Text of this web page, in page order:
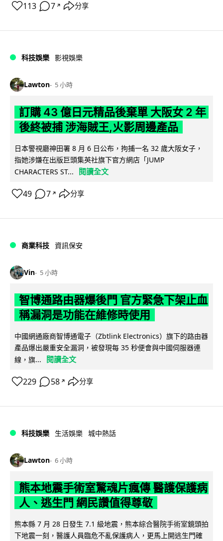
113 7 ↗ 分享
科技娛樂 影視娛樂
Lawton 5 小時
訂購 43 億日元精品後棄單 大阪女 2 年
後終被捕 涉海賊王,火影周邊產品
日本警視廳神田署 8 月 6 日公布，拘捕一名 32 歲大阪女子，
指她涉嫌在出版巨頭集英社旗下官方網店「JUMP
CHARACTERS ST...
閱讀全文
49 7 ↗ 分享
商業科技 資訊保安
Vin 5 小時
智博通路由器爆後門 官方緊急下架止血
稱漏洞是功能在維修時使用
中國網通廠商智博通電子（Zbtlink Electronics）旗下的路由器
產品爆出嚴重安全漏洞，被發現每 35 秒便會與中國伺服器連
線，旗...
閱讀全文
229 58 ↗ 分享
科技娛樂 生活娛樂 城中熱話
Lawton 6 小時
熊本地震手術室驚魂片瘋傳 醫護保護病
人、逃生門 網民讚值得尊敬
熊本縣 7 月 28 日發生 7.1 級地震，熊本綜合醫院手術室鏡頭拍
下地震一刻，醫護人員臨危不亂保護病人，更馬上開逃生門確